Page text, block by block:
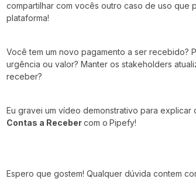
compartilhar com vocês outro caso de uso que
plataforma!
Você tem um novo pagamento a ser recebido?
urgência ou valor? Manter os stakeholders
receber?
Eu gravei um vídeo demonstrativo para
Contas a Recebercom o Pipefy!
Espero que gostem! Qualquer dúvida contem